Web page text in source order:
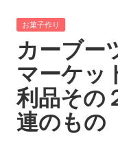
Posted
お菓子作り
カーブー
マーケッ
利品その
連のもの